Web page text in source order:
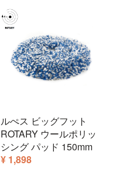
ルぺス ビッグフット
ROTARY ウールポリッ
シング パッド 150mm
¥ 1,898